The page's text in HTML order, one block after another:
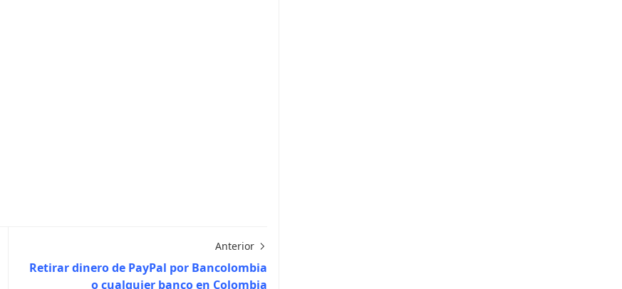
Anterior
Retirar dinero de PayPal por Bancolombia
o cualquier banco en Colombia